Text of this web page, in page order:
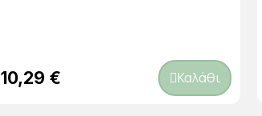
10,29 € Καλάθι